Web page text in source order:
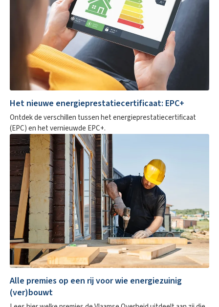
Het nieuwe energieprestatiecertificaat: EPC+
Ontdek de verschillen tussen het energieprestatiecertificaat
(EPC) en het vernieuwde EPC+.
Alle premies op een rij voor wie energiezuinig
(ver)bouwt